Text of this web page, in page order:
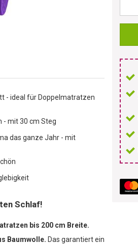
- ideal für Doppelmatratzen
- mit 30 cm Steg
das ganze Jahr - mit
Schlaf!
bis 200 cm Breite.
Baumwolle. Das garantiert ein